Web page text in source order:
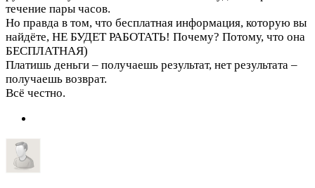
течение пары часов.
Но правда в том, что бесплатная информация, которую вы
найдёте, НЕ БУДЕТ РАБОТАТЬ! Почему? Потому, что она
БЕСПЛАТНАЯ)
Платишь деньги – получаешь результат, нет результата –
получаешь возврат.
Всё честно.